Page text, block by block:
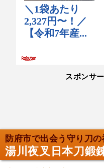
スポンサ
防府市で出会う守り刀の
湯川夜叉日本刀鍛